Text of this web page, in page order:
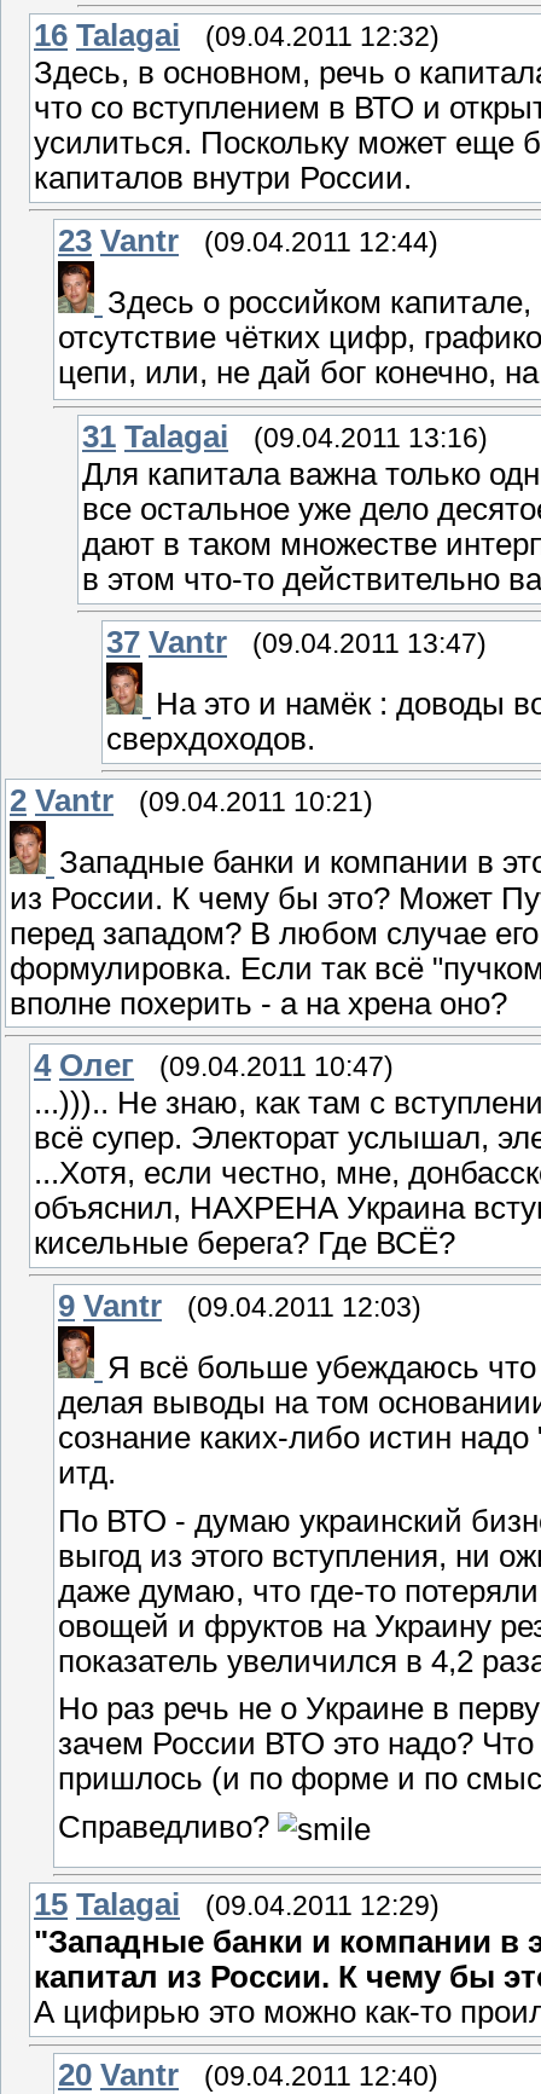
16 Talagai (09.04.2011 12:32)
Здесь, в основном, речь о
что со вступлением в ВТО и
усилиться. Поскольку может еще
капиталов внутри России.
23 Vantr (09.04.2011 12:44)
Здесь о российком
отсутствие чётких цифр,
цепи, или, не дай бог конечно,
31 Talagai (09.04.2011 13:16)
Для капитала важна только
все остальное уже дело
дают в таком множестве
в этом что-то действительно
37 Vantr (09.04.2011 13:47)
На это и намёк : доводы
сверхдоходов.
2 Vantr (09.04.2011 10:21)
Западные банки и компании в
из России. К чему бы это? Может
перед западом? В любом случае
формулировка. Если так всё
вполне похерить - а на хрена оно?
4 Олeг (09.04.2011 10:47)
...))).. Не знаю, как там с
всё супер. Электорат услышал,
...Хотя, если честно, мне,
объяснил, НАХРЕНА Украина
кисельные берега? Где ВСЁ?
9 Vantr (09.04.2011 12:03)
Я всё больше убеждаюсь что
делая выводы на том
сознание каких-либо истин
итд.
По ВТО - думаю украинский
выгод из этого вступления, ни
даже думаю, что где-то
овощей и фруктов на Украину
показатель увеличился в 4,2
Но раз речь не о Украине в
зачем России ВТО это надо?
пришлось (и по форме и по
Справедливо?
15 Talagai (09.04.2011 12:29)
"Западные банки и компании в
капитал из России. К чему бы
А цифирью это можно как-то
20 Vantr (09.04.2011 12:40)